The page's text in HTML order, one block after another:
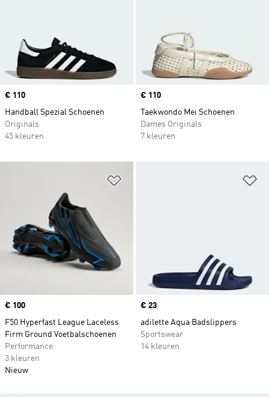
Price
€ 110
Handball Spezial Schoenen
Originals
45 kleuren
Price
€ 110
Taekwondo Mei Schoenen
Dames Originals
7 kleuren
Price
€ 100
F50 Hyperfast League Laceless
Firm Ground Voetbalschoenen
Performance
3 kleuren
Nieuw
Price
€ 23
adilette Aqua Badslippers
Sportswear
14 kleuren